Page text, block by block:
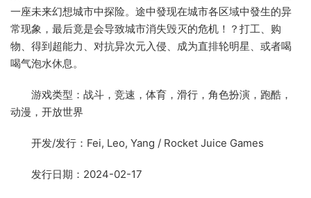
一座未来幻想城市中探险。途中發现在城市各区域中發生的异
常现象，最后竟是会导致城市消失毁灭的危机！？打工、购
物、得到超能力、对抗异次元入侵、成为直排轮明星、或者喝
喝气泡水休息。
游戏类型：战斗，竞速，体育，滑行，角色扮演，跑酷，
动漫，开放世界
开发/发行：Fei, Leo, Yang / Rocket Juice Games
发行日期：2024-02-17